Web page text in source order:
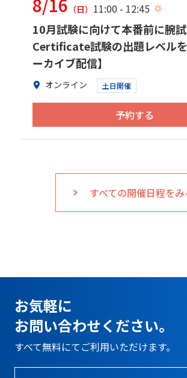
8/16 （日） 11:00 - 12:45
10月試験に向けて本番前に腕
Certificate試験の出題レベル
ーカイブ配信】
オンライン 土日開催
予約する
すべての開催日程をみ
お気軽に
お問い合わせください。
すべて無料にてご利用いただけます。